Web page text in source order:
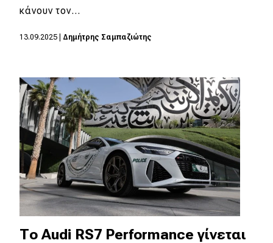
DRIVE USED
κάνουν τον…
13.09.2025 Δημήτρης Σαμπαζιώτης
Το Audi RS7 Performance γίνεται